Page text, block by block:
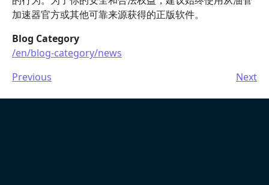
加速器官方或其他可靠来源获得的正版软件。
Blog Category
/en/blog-category/news
Previous
Next